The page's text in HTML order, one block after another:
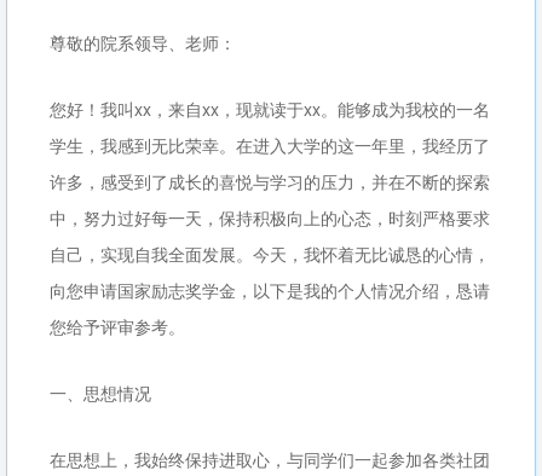
尊敬的院系领导、老师：
您好！我叫xx，来自xx，现就读于xx。能够成为我校的一名
学生，我感到无比荣幸。在进入大学的这一年里，我经历了
许多，感受到了成长的喜悦与学习的压力，并在不断的探索
中，努力过好每一天，保持积极向上的心态，时刻严格要求
自己，实现自我全面发展。今天，我怀着无比诚恳的心情，
向您申请国家励志奖学金，以下是我的个人情况介绍，恳请
您给予评审参考。
一、思想情况
在思想上，我始终保持进取心，与同学们一起参加各类社团